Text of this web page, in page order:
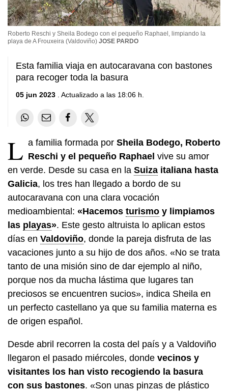
Roberto Reschi y Sheila Bodego con el pequeño Raphael, limpiando la
playa de A Frouxeira (Valdoviño) JOSE PARDO
Esta familia viaja en autocaravana con bastones
para recoger toda la basura
05 jun 2023 . Actualizado a las 18:06 h.
L a familia formada por Sheila Bodego, Roberto
Reschi y el pequeño Raphael vive su amor
en verde. Desde su casa en la Suiza italiana hasta
Galicia, los tres han llegado a bordo de su
autocaravana con una clara vocación
medioambiental: «Hacemos turismo y limpiamos
las playas». Este gesto altruista lo aplican estos
días en Valdoviño, donde la pareja disfruta de las
vacaciones junto a su hijo de dos años. «No se trata
tanto de una misión sino de dar ejemplo al niño,
porque nos da mucha lástima que lugares tan
preciosos se encuentren sucios», indica Sheila en
un perfecto castellano ya que su familia materna es
de origen español.
Desde abril recorren la costa del país y a Valdoviño
llegaron el pasado miércoles, donde vecinos y
visitantes los han visto recogiendo la basura
con sus bastones. «Son unas pinzas de plástico